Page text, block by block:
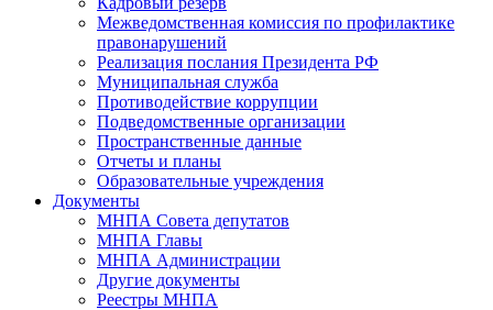
Межведомственная комиссия по профилактике
правонарушений
Реализация послания Президента РФ
Муниципальная служба
Противодействие коррупции
Подведомственные организации
Пространственные данные
Отчеты и планы
Образовательные учреждения
Документы
МНПА Совета депутатов
МНПА Главы
МНПА Администрации
Другие документы
Реестры МНПА